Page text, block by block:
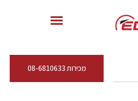
מכירות 08-6810633